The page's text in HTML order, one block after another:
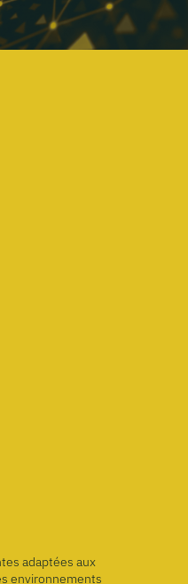
adaptées aux
environnements